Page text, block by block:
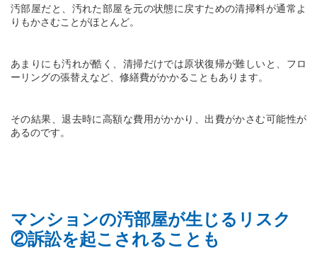
汚部屋だと、汚れた部屋を元の状態に戻すための清掃料が通常よ
りもかさむことがほとんど。
あまりにも汚れが酷く、清掃だけでは原状復帰が難しいと、フロ
ーリングの張替えなど、修繕費がかかることもあります。
その結果、退去時に高額な費用がかかり、出費がかさむ可能性が
あるのです。
マンションの汚部屋が生じるリスク
②訴訟を起こされることも